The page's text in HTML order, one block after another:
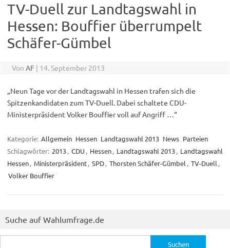
TV-Duell zur Landtagswahl in
Hessen: Bouffier überrumpelt
Schäfer-Gümbel
Von AF | 14. September 2013
„Neun Tage vor der Landtagswahl in Hessen trafen sich die
Spitzenkandidaten zum TV-Duell. Dabei schaltete CDU-
Ministerpräsident Volker Bouffier voll auf Angriff …“
Kategorie: Allgemein Hessen Landtagswahl 2013 News Parteien
Schlagwörter: 2013, CDU , Hessen, Landtagswahl 2013, Landtagswahl
Hessen, Ministerpräsident, SPD, Thorsten Schäfer-Gümbel , TV-Duell ,
Volker Bouffier
Suche auf Wahlumfrage.de